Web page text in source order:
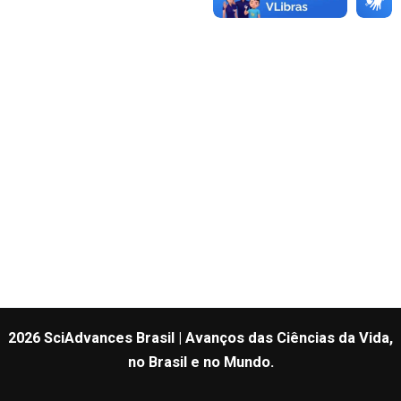
2026 SciAdvances Brasil | Avanços das Ciências da Vida,
no Brasil e no Mundo.